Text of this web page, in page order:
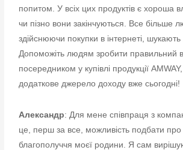
попитом. У всіх цих продуктів є хороша
чи пізно вони закінчуються. Все більше
здійснюючи покупки в інтернеті, шукають
Допоможіть людям зробити правильний
посередником у купівлі продукції AMWAY,
додаткове джерело доходу вже сьогодні!
Александр: Для мене співпраця з
це, перш за все, можливість подбати
благополуччя моєї родини. Я сам